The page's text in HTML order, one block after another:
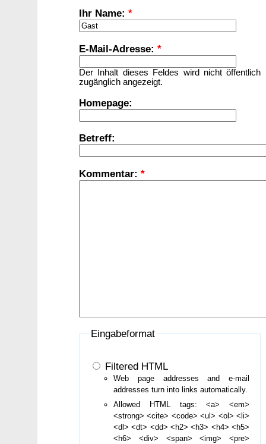
Ihr Name: *
E-Mail-Adresse: *
Der Inhalt dieses Feldes wird nicht öffentlich
zugänglich angezeigt.
Homepage:
Betreff:
Kommentar: *
Eingabeformat
Filtered HTML
Web page addresses and e-mail
addresses turn into links automatically.
Allowed HTML tags: <a> <em>
<strong> <cite> <code> <ul> <ol> <li>
<dl> <dt> <dd> <h2> <h3> <h4> <h5>
<h6> <div> <span> <img> <pre>